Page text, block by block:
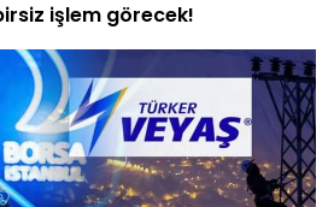
işlem görecek!